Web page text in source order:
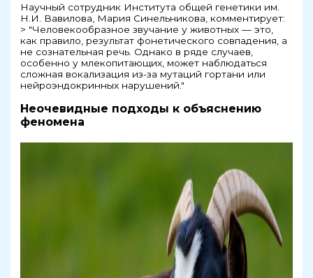
Научный сотрудник Института общей генетики им.
Н.И. Вавилова, Мария Синельникова, комментирует:
> "Человекообразное звучание у животных — это,
как правило, результат фонетического совпадения, а
не сознательная речь. Однако в ряде случаев,
особенно у млекопитающих, может наблюдаться
сложная вокализация из-за мутаций гортани или
нейроэндокринных нарушений."
Неочевидные подходы к объяснению
феномена